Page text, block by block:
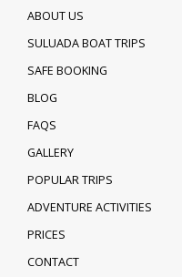
ABOUT US
SULUADA BOAT TRIPS
SAFE BOOKING
BLOG
FAQS
GALLERY
POPULAR TRIPS
ADVENTURE ACTIVITIES
PRICES
CONTACT